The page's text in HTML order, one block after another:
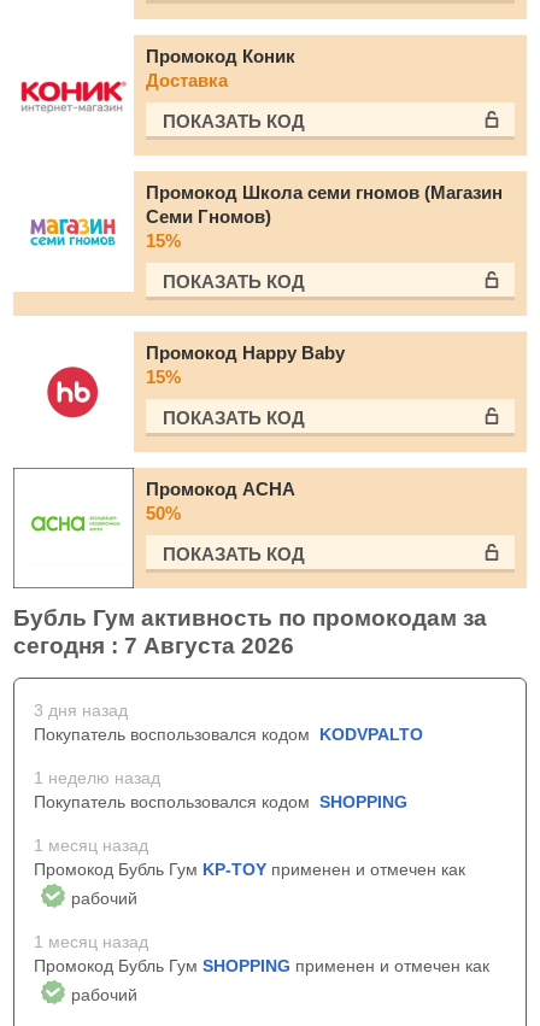
Промокод Коник
Доставка
ПОКАЗАТЬ КОД
Промокод Школа семи гномов (Магазин
Семи Гномов)
15%
ПОКАЗАТЬ КОД
Промокод Happy Baby
15%
ПОКАЗАТЬ КОД
Промокод АСНА
50%
ПОКАЗАТЬ КОД
Бубль Гум активность по промокодам за
сегодня : 7 Августа 2026
3 дня назад
Покупатель воспользовался кодом KODVPALTO
1 неделю назад
Покупатель воспользовался кодом SHOPPING
1 месяц назад
Промокод Бубль Гум KP-TOY применен и отмечен как
рабочий
1 месяц назад
Промокод Бубль Гум SHOPPING применен и отмечен как
рабочий